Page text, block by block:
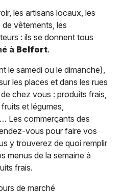
les artisans locaux, les
vêtements, les
: ils se donnent tous
à Belfort.
le samedi ou le dimanche),
les places et dans les rues
chez vous : produits frais,
et légumes,
Les commerçants des
vous pour faire vos
y trouverez de quoi remplir
menus de la semaine à
frais.
de marché